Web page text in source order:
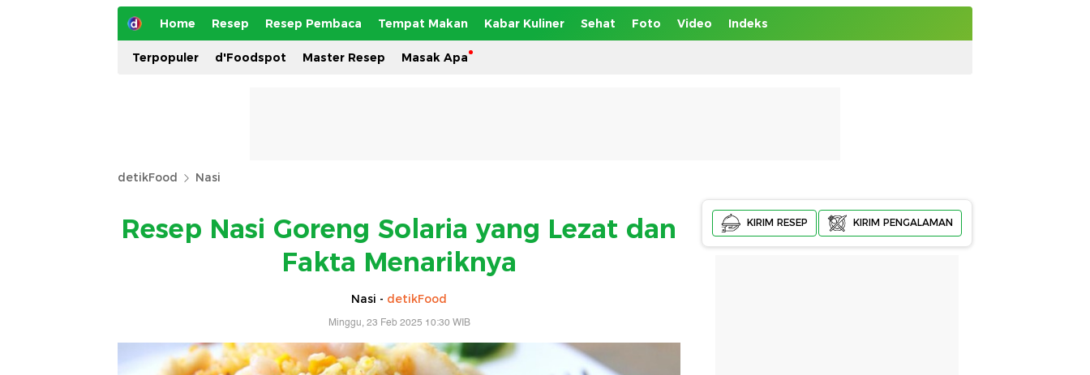
Home Resep Resep Pembaca Tempat Makan Kabar Kuliner Sehat Foto Video Indeks
Terpopuler d'Foodspot Master Resep Masak Apa
detikFood Nasi
Resep Nasi Goreng Solaria yang Lezat dan
Fakta Menariknya
Nasi - detikFood
Minggu, 23 Feb 2025 10:30 WIB
KIRIM RESEP KIRIM PENGALAMAN